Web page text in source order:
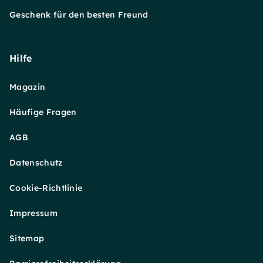
Geschenk für den besten Freund
Hilfe
Magazin
Häufige Fragen
AGB
Datenschutz
Cookie-Richtlinie
Impressum
Sitemap